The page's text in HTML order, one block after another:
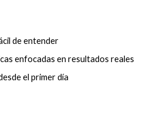
de entender
enfocadas en resultados reales
el primer día